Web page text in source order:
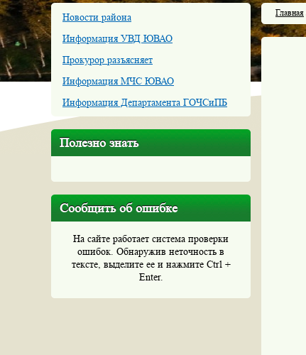
Новости района
Информация УВД ЮВАО
Прокурор разъясняет
Информация МЧС ЮВАО
Информация Департамента ГОЧСиПБ
Полезно знать
Сообщить об ошибке
На сайте работает система проверки
ошибок. Обнаружив неточность в
тексте, выделите ее и нажмите Ctrl +
Enter.
Главная